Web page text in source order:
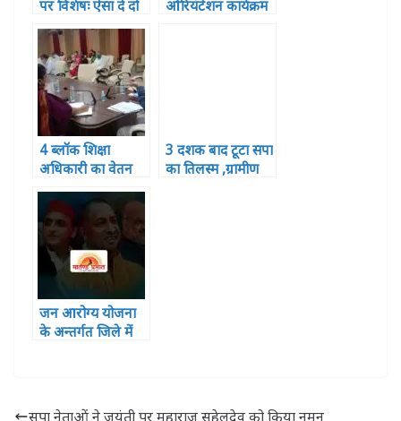
पर विशेषः ऐसा दे दो
दर्द मुझे तुम मेरा गीत
दिया बन जाए
ओरियंटेशन कार्यक्रम
4 ब्लॉक शिक्षा
अधिकारी का वेतन
रुका ,2 पर विभागीय
कार्यवाही
3 दशक बाद टूटा सपा
का तिलस्म ,ग्रामीण
जन आरोग्य योजना
के अन्तर्गत जिले में
सपा नेताओं ने जयंती पर महाराज सुहेलदेव को किया नमन्